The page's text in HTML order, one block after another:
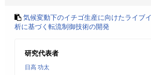
気候変動下のイチゴ生産に向けたライブ
析に基づく転流制御技術の開発
研究代表者
日高 功太